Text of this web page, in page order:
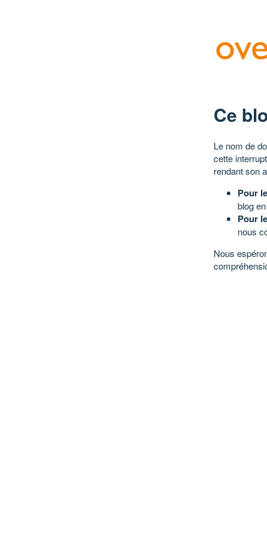
Ce
Le nom de
cette
rendant son
Pour
blog
Pour
nous
Nous